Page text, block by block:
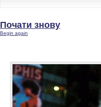
Почати знову
Begin again